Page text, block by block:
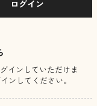
ログイン
インしていただけま
ンしてください。